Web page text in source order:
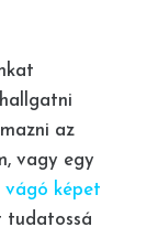
az
vagy egy
vágó képet
tudatossá